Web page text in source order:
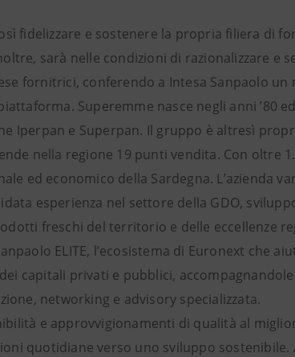
fidelizzare e sostenere la propria filiera di
sarà nelle condizioni di razionalizzare e
fornitrici, conferendo a Intesa Sanpaolo
Superemme nasce negli anni ’80
Iperpan e Superpan. Il gruppo è altresì
nella regione 19 punti vendita. Con oltre
ed economico della Sardegna. L’azienda
esperienza nel settore della GDO,
freschi del territorio e delle eccellenze
ELITE, l’ecosistema di Euronext che
capitali privati e pubblici,
networking e advisory specializzata.
e approvvigionamenti di qualità al
quotidiane verso uno sviluppo